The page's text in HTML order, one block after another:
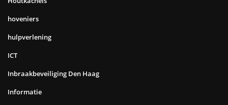
hoveniers
hulpverlening
ICT
Inbraakbeveiliging Den Haag
Informatie